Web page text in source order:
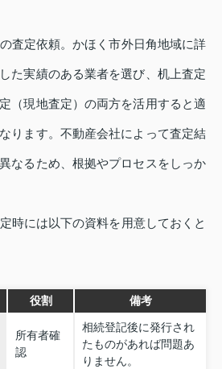
査定依頼。かほく市外日角地域に詳
た実績のある業者を選び、机上査定
（現地査定）の両方を活用すると適
ります。不動産会社によって査定結
なるため、根拠やプロセスをしっか
時には以下の資料を用意しておくと
役割 備考
所有者確
認
相続登記後に発行され
たものがあれば問題あ
りません。